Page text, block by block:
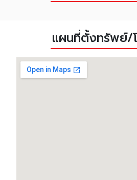
แผนที่ตั้งทรัพย์/